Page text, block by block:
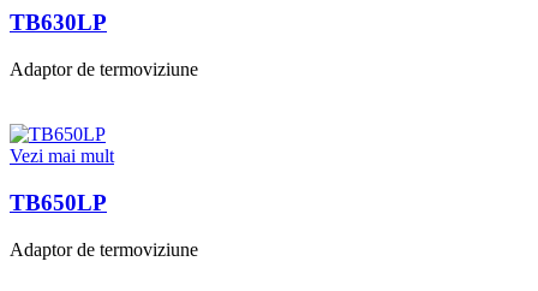
TB630LP
Adaptor de termoviziune
Vezi mai mult
TB650LP
Adaptor de termoviziune